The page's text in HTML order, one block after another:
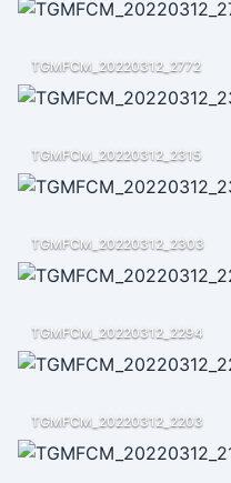
TGMFCM_20220312_2772
TGMFCM_20220312_2315
TGMFCM_20220312_2303
TGMFCM_20220312_2294
TGMFCM_20220312_2203